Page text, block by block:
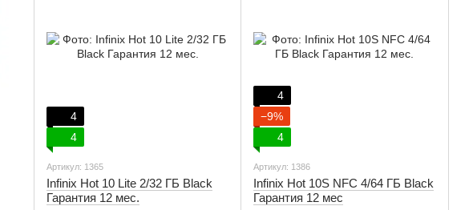
4
4
Артикул: 1365
Infinix Hot 10 Lite 2/32 ГБ Black
Гарантия 12 мес.
4
−9%
4
Артикул: 1386
Infinix Hot 10S NFC 4/64 ГБ Black
Гарантия 12 мес